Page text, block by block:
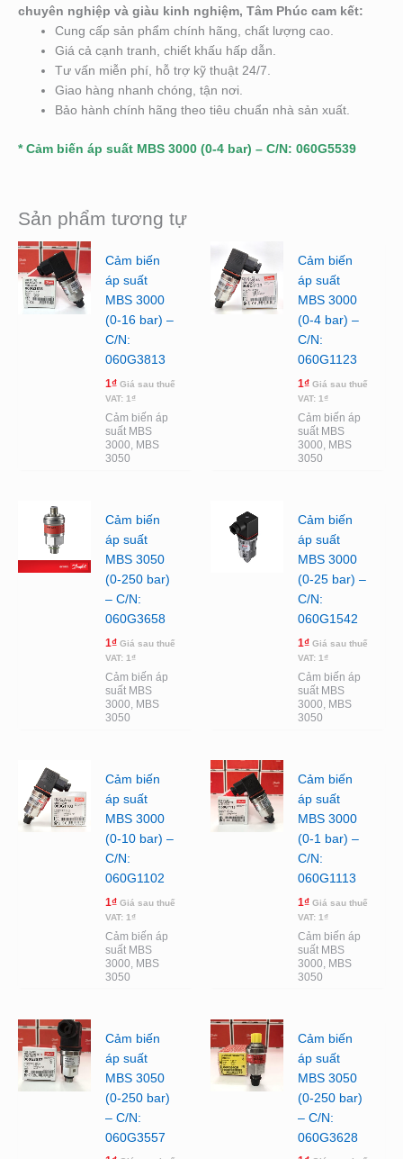
chuyên nghiệp và giàu kinh nghiệm, Tâm Phúc cam kết:
Cung cấp sản phẩm chính hãng, chất lượng cao.
Giá cả cạnh tranh, chiết khấu hấp dẫn.
Tư vấn miễn phí, hỗ trợ kỹ thuật 24/7.
Giao hàng nhanh chóng, tận nơi.
Bảo hành chính hãng theo tiêu chuẩn nhà sản xuất.
* Cảm biến áp suất MBS 3000 (0-4 bar) – C/N: 060G5539
Sản phẩm tương tự
Cảm biến
áp suất
MBS 3000
(0-16 bar) –
C/N:
060G3813
1₫ Giá sau thuế
VAT: 1₫
Cảm biến áp
suất MBS
3000, MBS
3050
Cảm biến
áp suất
MBS 3000
(0-4 bar) –
C/N:
060G1123
1₫ Giá sau thuế
VAT: 1₫
Cảm biến áp
suất MBS
3000, MBS
3050
Cảm biến
áp suất
MBS 3050
(0-250 bar)
– C/N:
060G3658
1₫ Giá sau thuế
VAT: 1₫
Cảm biến áp
suất MBS
3000, MBS
3050
Cảm biến
áp suất
MBS 3000
(0-25 bar) –
C/N:
060G1542
1₫ Giá sau thuế
VAT: 1₫
Cảm biến áp
suất MBS
3000, MBS
3050
Cảm biến
áp suất
MBS 3000
(0-10 bar) –
C/N:
060G1102
1₫ Giá sau thuế
VAT: 1₫
Cảm biến áp
suất MBS
3000, MBS
3050
Cảm biến
áp suất
MBS 3000
(0-1 bar) –
C/N:
060G1113
1₫ Giá sau thuế
VAT: 1₫
Cảm biến áp
suất MBS
3000, MBS
3050
Cảm biến
áp suất
MBS 3050
(0-250 bar)
– C/N:
060G3557
Cảm biến
áp suất
MBS 3050
(0-250 bar)
– C/N:
060G3628